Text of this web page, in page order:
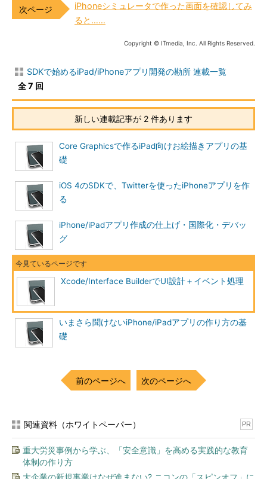
iPhoneシミュレータで作った画面を確認してみ
ると……
Copyright © ITmedia, Inc. All Rights Reserved.
SDKで始めるiPad/iPhoneアプリ開発の勘所 連載一覧
全 7 回
新しい連載記事が 2 件あります
Core Graphicsで作るiPad向けお絵描きアプリの基
礎
iOS 4のSDKで、Twitterを使ったiPhoneアプリを作
る
iPhone/iPadアプリ作成の仕上げ・国際化・デバッ
グ
Xcode/Interface BuilderでUI設計＋イベント処理
いまさら聞けないiPhone/iPadアプリの作り方の基
礎
前のページへ 次のページへ
関連資料（ホワイトペーパー） PR
重大労災事例から学ぶ、「安全意識」を高める実践的な教育
体制の作り方
大企業の新規事業はなぜ進まない? ニコンの「スピンオフ」に